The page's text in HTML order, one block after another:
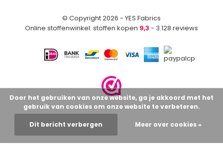
© Copyright 2026 - YES Fabrics
Online stoffenwinkel: stoffen kopen 9,3 - 3.128 reviews
Door het gebruiken van onze website, ga je akkoord met het
gebruik van cookies om onze website te verbeteren.
Dit bericht verbergen Meer over cookies »